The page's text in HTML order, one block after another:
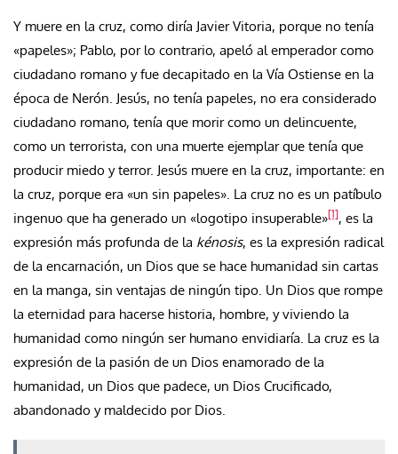
Y muere en la cruz, como diría Javier Vitoria, porque no tenía
«papeles»; Pablo, por lo contrario, apeló al emperador como
ciudadano romano y fue decapitado en la Vía Ostiense en la
época de Nerón. Jesús, no tenía papeles, no era considerado
ciudadano romano, tenía que morir como un delincuente,
como un terrorista, con una muerte ejemplar que tenía que
producir miedo y terror. Jesús muere en la cruz, importante: en
la cruz, porque era «un sin papeles». La cruz no es un patíbulo
ingenuo que ha generado un «logotipo insuperable»[1], es la
expresión más profunda de la kénosis, es la expresión radical
de la encarnación, un Dios que se hace humanidad sin cartas
en la manga, sin ventajas de ningún tipo. Un Dios que rompe
la eternidad para hacerse historia, hombre, y viviendo la
humanidad como ningún ser humano envidiaría. La cruz es la
expresión de la pasión de un Dios enamorado de la
humanidad, un Dios que padece, un Dios Crucificado,
abandonado y maldecido por Dios.